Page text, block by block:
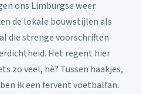
ons Limburgse weer
de lokale bouwstijlen als
die strenge voorschriften
Het regent hier
zo veel, hè? Tussen haakjes,
ik een fervent voetbalfan.